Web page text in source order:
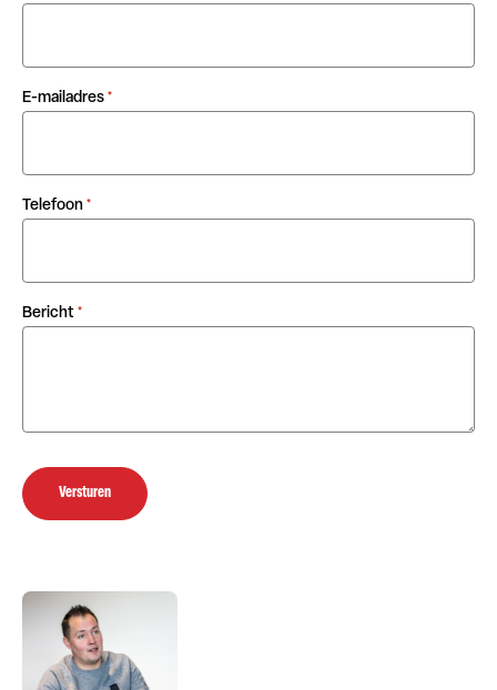
E-mailadres *
Telefoon *
Bericht *
Versturen